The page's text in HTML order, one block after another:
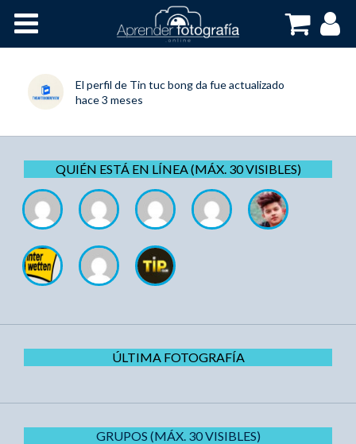
El perfil de Tin tuc bong da fue actualizado
hace 3 meses
QUIÉN ESTÁ EN LÍNEA (MÁX. 30 VISIBLES)
ÚLTIMA FOTOGRAFÍA
GRUPOS (MÁX. 30 VISIBLES)